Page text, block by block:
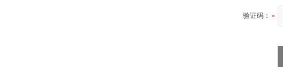
验证码：